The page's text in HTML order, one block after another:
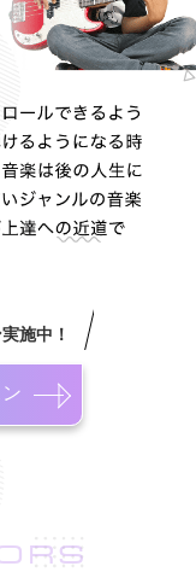
施中！